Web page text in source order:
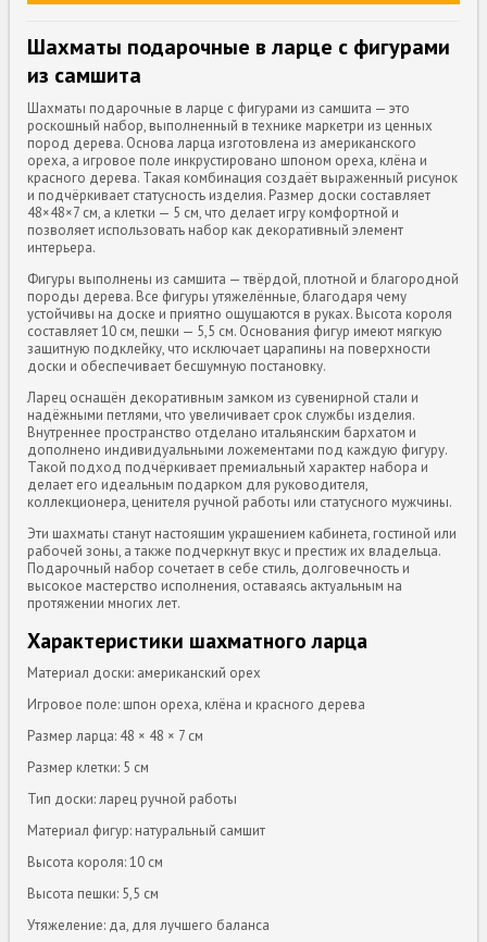
Шахматы подарочные в ларце с фигурами
из самшита
Шахматы подарочные в ларце с фигурами из самшита — это
роскошный набор, выполненный в технике маркетри из ценных
пород дерева. Основа ларца изготовлена из американского
ореха, а игровое поле инкрустировано шпоном ореха, клёна и
красного дерева. Такая комбинация создаёт выраженный рисунок
и подчёркивает статусность изделия. Размер доски составляет
48×48×7 см, а клетки — 5 см, что делает игру комфортной и
позволяет использовать набор как декоративный элемент
интерьера.
Фигуры выполнены из самшита — твёрдой, плотной и благородной
породы дерева. Все фигуры утяжелённые, благодаря чему
устойчивы на доске и приятно ощущаются в руках. Высота короля
составляет 10 см, пешки — 5,5 см. Основания фигур имеют мягкую
защитную подклейку, что исключает царапины на поверхности
доски и обеспечивает бесшумную постановку.
Ларец оснащён декоративным замком из сувенирной стали и
надёжными петлями, что увеличивает срок службы изделия.
Внутреннее пространство отделано итальянским бархатом и
дополнено индивидуальными ложементами под каждую фигуру.
Такой подход подчёркивает премиальный характер набора и
делает его идеальным подарком для руководителя,
коллекционера, ценителя ручной работы или статусного мужчины.
Эти шахматы станут настоящим украшением кабинета, гостиной или
рабочей зоны, а также подчеркнут вкус и престиж их владельца.
Подарочный набор сочетает в себе стиль, долговечность и
высокое мастерство исполнения, оставаясь актуальным на
протяжении многих лет.
Характеристики шахматного ларца
Материал доски: американский орех
Игровое поле: шпон ореха, клёна и красного дерева
Размер ларца: 48 × 48 × 7 см
Размер клетки: 5 см
Тип доски: ларец ручной работы
Материал фигур: натуральный самшит
Высота короля: 10 см
Высота пешки: 5,5 см
Утяжеление: да, для лучшего баланса